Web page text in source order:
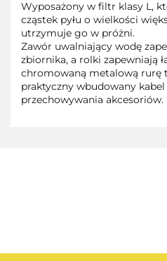
Wyposażony w filtr klasy L,
cząstek pyłu o wielkości
utrzymuje go w próżni.
Zawór uwalniający wodę
zbiornika, a rolki zapewniają
chromowaną metalową rurę
praktyczny wbudowany
przechowywania akcesoriów.